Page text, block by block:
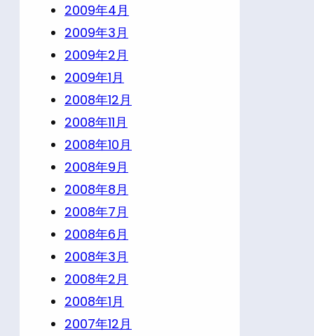
2009年4月
2009年3月
2009年2月
2009年1月
2008年12月
2008年11月
2008年10月
2008年9月
2008年8月
2008年7月
2008年6月
2008年3月
2008年2月
2008年1月
2007年12月